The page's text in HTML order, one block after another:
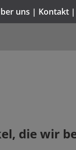
uns | Kontakt
die wir